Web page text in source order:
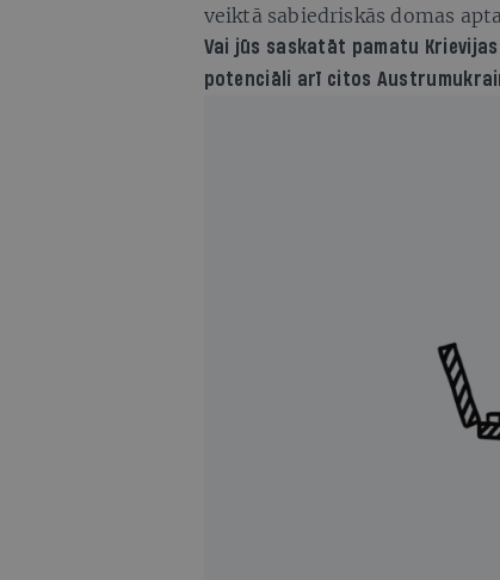
veiktā sabiedriskās domas
Vai jūs saskatāt pamatu
potenciāli arī citos